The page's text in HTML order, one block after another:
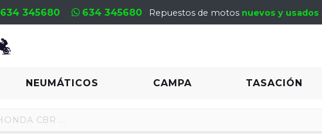
634 345680 634 345680 Repuestos de motos nuevos y usados
NEUMÁTICOS CAMPA TASACIÓN